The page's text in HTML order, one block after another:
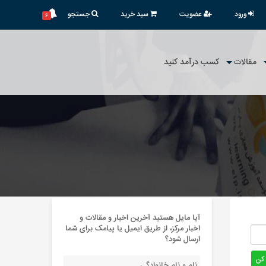
ورود عضویت سبد خرید جستجو ۶
مقالات کسب درآمد کنید
کن
آیا مایل هستید آخرین اخبار و مقالات و
اخبار مرکز، از طریق ایمیل یا پیامک برای شما
ارسال شود؟